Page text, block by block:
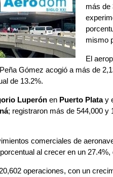
más de
mismo
El
Gómez acogió a más de
de 13.2%.
Luperón enPuerto Platay
; registraron más de 544,000 y
comerciales de
al crecer en un
operaciones, con un